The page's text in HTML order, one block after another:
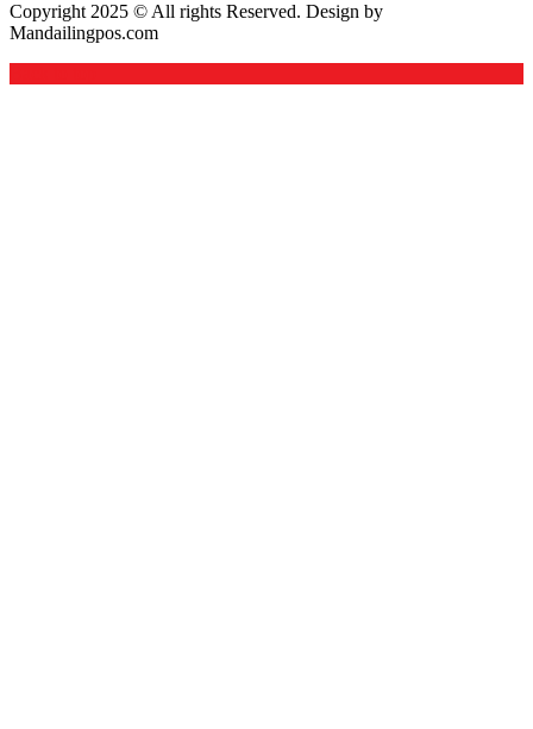
Copyright 2025 © All rights Reserved. Design by
Mandailingpos.com